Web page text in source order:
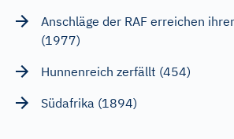
Anschläge der RAF erreichen
(1977)
Hunnenreich zerfällt (454)
Südafrika (1894)